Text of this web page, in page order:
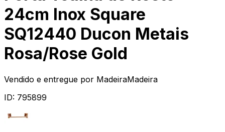
24cm Inox Square
SQ12440 Ducon Metais
Rosa/Rose Gold
Vendido e entregue por MadeiraMadeira
ID: 795899